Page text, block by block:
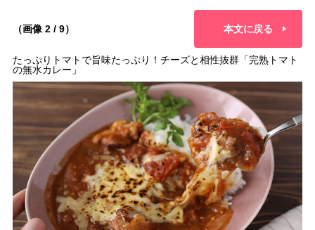
（画像 2 / 9） 本文に戻る
たっぷりトマトで旨味たっぷり！チーズと相性抜群「完熟トマト
の無水カレー」